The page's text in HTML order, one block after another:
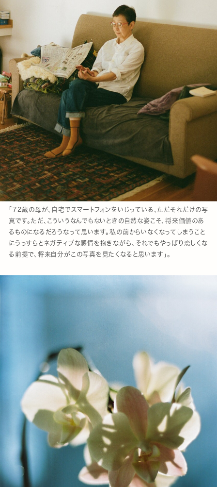
「72歳の母が、自宅でスマートフォンをいじっている、ただそれだけの写
真です。ただ、こういうなんでもないときの自然な姿こそ、将来価値のあ
るものになるだろうなって思います。私の前からいなくなってしまうこと
にうっすらとネガティブな感情を抱きながら、それでもやっぱり恋しくな
る前提で、将来自分がこの写真を見たくなると思います」。